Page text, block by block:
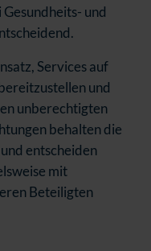
und
Services auf
und
unberechtigten
behalten die
entscheiden
mit
Beteiligten